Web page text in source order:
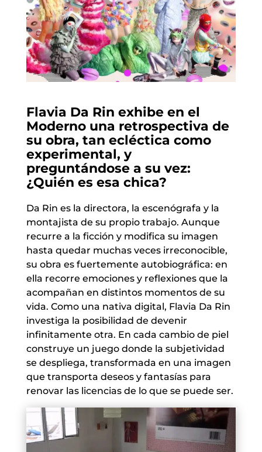
Flavia Da Rin exhibe en el
Moderno una retrospectiva de
su obra, tan ecléctica como
experimental, y
preguntándose a su vez:
¿Quién es esa chica?
Da Rin es la directora, la escenógrafa y la
montajista de su propio trabajo. Aunque
recurre a la ficción y modifica su imagen
hasta quedar muchas veces irreconocible,
su obra es fuertemente autobiográfica: en
ella recorre emociones y reflexiones que la
acompañan en distintos momentos de su
vida. Como una nativa digital, Flavia Da Rin
investiga la posibilidad de devenir
infinitamente otra. En cada cambio de piel
construye un juego donde la subjetividad
se despliega, transformada en una imagen
que transporta deseos y fantasías para
renovar las licencias de lo que se puede ser.